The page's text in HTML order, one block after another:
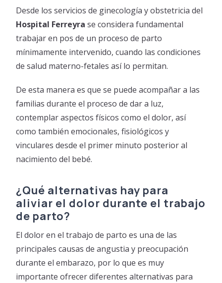
Desde los servicios de ginecología y obstetricia del
Hospital Ferreyra se considera fundamental
trabajar en pos de un proceso de parto
mínimamente intervenido, cuando las condiciones
de salud materno-fetales así lo permitan.
De esta manera es que se puede acompañar a las
familias durante el proceso de dar a luz,
contemplar aspectos físicos como el dolor, así
como también emocionales, fisiológicos y
vinculares desde el primer minuto posterior al
nacimiento del bebé.
¿Qué alternativas hay para
aliviar el dolor durante el trabajo
de parto?
El dolor en el trabajo de parto es una de las
principales causas de angustia y preocupación
durante el embarazo, por lo que es muy
importante ofrecer diferentes alternativas para